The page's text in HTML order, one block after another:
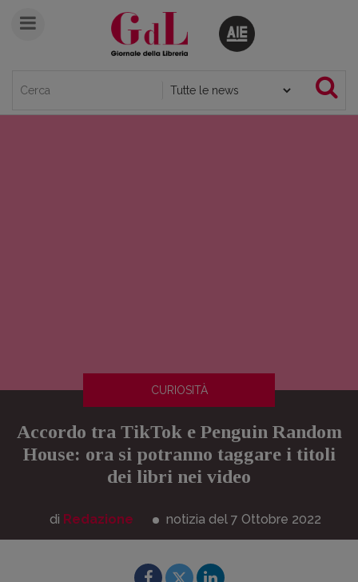
CURIOSITÀ
Accordo tra TikTok e Penguin Random
House: ora si potranno taggare i titoli
dei libri nei video
di Redazione notizia del 7 Ottobre 2022